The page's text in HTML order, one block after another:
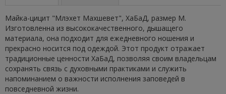
Майка-цицит "Млэхет Махшевет", ХаБаД, размер M.
Изготовленна из высококачественного, дышащего
материала, она подходит для ежедневного ношения и
прекрасно носится под одеждой. Этот продукт отражает
традиционные ценности ХаБаД, позволяя своим владельцам
сохранять связь с духовными практиками и служить
напоминанием о важности исполнения заповедей в
повседневной жизни.